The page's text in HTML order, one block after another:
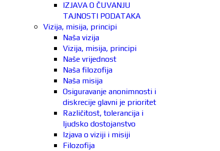
IZJAVA O ČUVANJU
TAJNOSTI PODATAKA
Vizija, misija, principi
Naša vizija
Vizija, misija, principi
Naše vrijednost
Naša filozofija
Naša misija
Osiguravanje anonimnosti i
diskrecije glavni je prioritet
Različitost, tolerancija i
ljudsko dostojanstvo
Izjava o viziji i misiji
Filozofija